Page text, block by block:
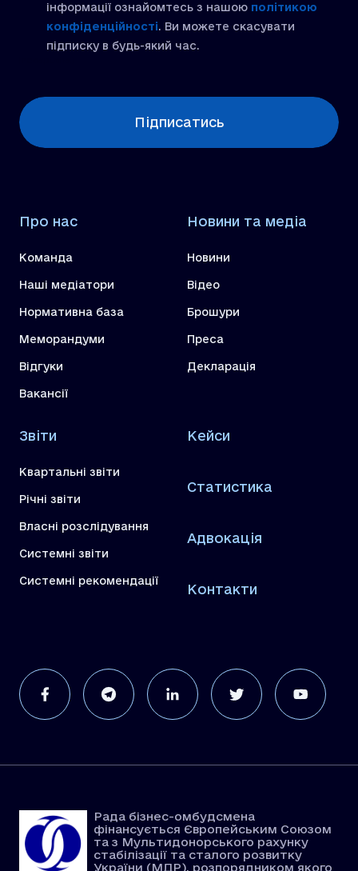
інформації ознайомтесь з нашою політикою
конфіденційності. Ви можете скасувати
підписку в будь-який час.
Підписатись
Про нас
Команда
Наші медіатори
Нормативна база
Меморандуми
Відгуки
Вакансії
Новини та медіа
Новини
Відео
Брошури
Преса
Декларація
Звіти
Квартальні звіти
Річні звіти
Власні розслідування
Системні звіти
Системні рекомендації
Кейси
Статистика
Адвокація
Контакти
Рада бізнес-омбудсмена
фінансується Європейським Союзом
та з Мультидонорського рахунку
стабілізації та сталого розвитку
України (МДР), розпорядником якого